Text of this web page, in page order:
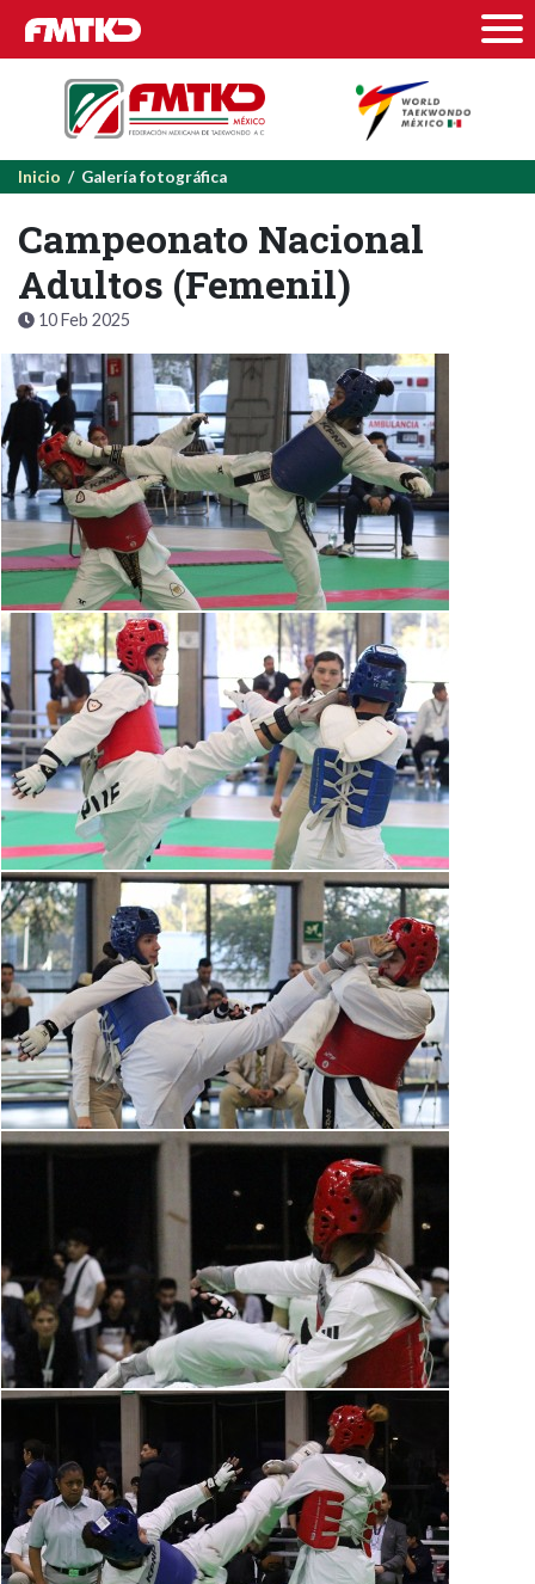
Inicio / Galería fotográfica
Campeonato Nacional
Adultos (Femenil)
10 Feb 2025